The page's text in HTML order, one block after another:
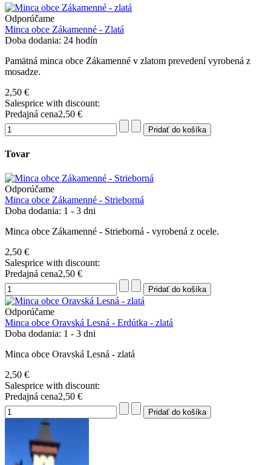
Odporúčame
Minca obce Zákamenné - Zlatá
Doba dodania: 24 hodín
Pamätná minca obce Zákamenné v zlatom prevedení vyrobená z
mosadze.
2,50 €
Salesprice with discount:
Predajná cena2,50 €
Tovar
Odporúčame
Minca obce Zákamenné - Strieborná
Doba dodania: 1 - 3 dni
Minca obce Zákamenné - Strieborná - vyrobená z ocele.
2,50 €
Salesprice with discount:
Predajná cena2,50 €
Odporúčame
Minca obce Oravská Lesná - Erdútka - zlatá
Doba dodania: 1 - 3 dni
Minca obce Oravská Lesná - zlatá
2,50 €
Salesprice with discount:
Predajná cena2,50 €